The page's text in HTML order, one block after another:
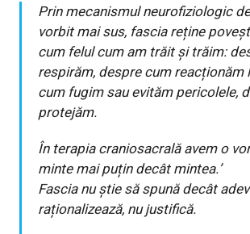
Prin mecanismul neurofiziologic
vorbit mai sus, fascia reține
cum felul cum am trăit și trăim:
respirăm, despre cum reacționăm
cum fugim sau evităm pericolele,
protejăm.
În terapia craniosacrală avem o
minte mai puțin decât mintea.
Fascia nu știe să spună decât
raționalizează, nu justifică.